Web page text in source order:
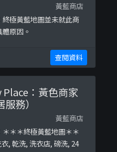
黃藍商店
極黃藍地圖並未就此商
原因。
查閱資料
：黃色商家
服務）
黃藍商店
＊＊終極黃藍地圖＊＊
, 乾洗, 洗衣店, 磅洗, 24